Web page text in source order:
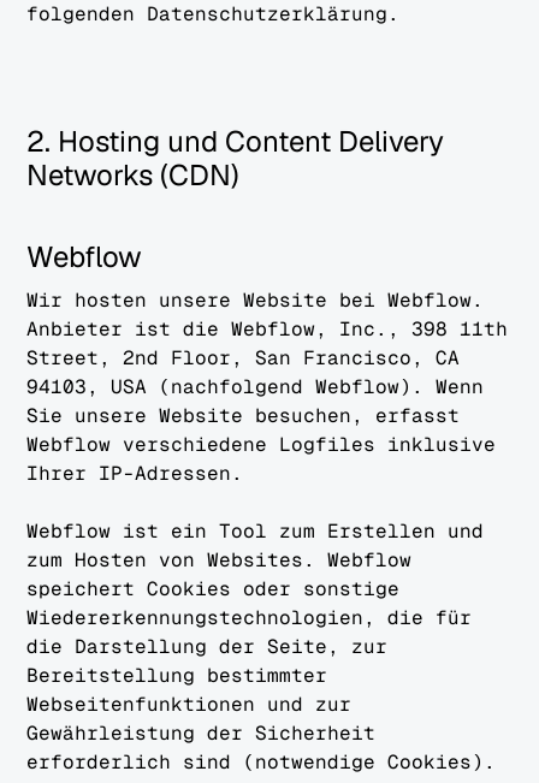
folgenden Datenschutzerklärung.
2. Hosting und Content Delivery
Networks (CDN)
Webflow
Wir hosten unsere Website bei Webflow.
Anbieter ist die Webflow, Inc., 398 11th
Street, 2nd Floor, San Francisco, CA
94103, USA (nachfolgend Webflow). Wenn
Sie unsere Website besuchen, erfasst
Webflow verschiedene Logfiles inklusive
Ihrer IP-Adressen.
Webflow ist ein Tool zum Erstellen und
zum Hosten von Websites. Webflow
speichert Cookies oder sonstige
Wiedererkennungstechnologien, die für
die Darstellung der Seite, zur
Bereitstellung bestimmter
Webseitenfunktionen und zur
Gewährleistung der Sicherheit
erforderlich sind (notwendige Cookies).